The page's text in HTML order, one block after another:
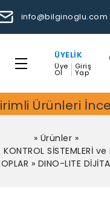
info@bilginoglu.com
ÜYELIK
Üye
Ol
Giriş
Yap
Ürünleri
» Ürünler »
SİSTEMLERİ ve
» DINO-LITE